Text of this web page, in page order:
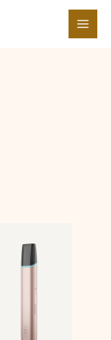
one
DISPOSITIVO
cantidad